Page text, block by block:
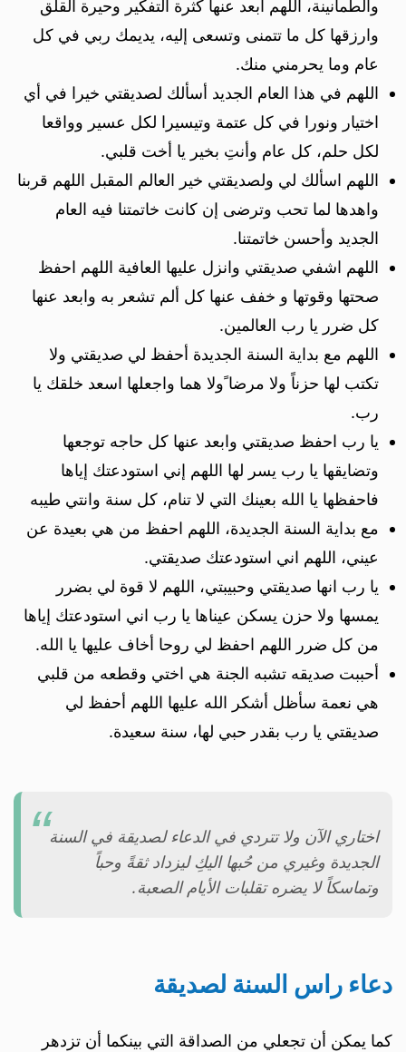
والطمأنينة، اللهم ابعد عنها كثرة التفكير وحيرة القلق
وارزقها كل ما تتمنى وتسعى إليه، يديمك ربي في كل
عام وما يحرمني منك.
اللهم في هذا العام الجديد أسألك لصديقتي خيرا في أي
اختيار ونورا في كل عتمة وتيسيرا لكل عسير وواقعا
لكل حلم، كل عام وأنتِ بخير يا أخت قلبي.
اللهم اسألك لي ولصديقتي خير العالم المقبل اللهم قربنا
واهدها لما تحب وترضى إن كانت خاتمتنا فيه العام
الجديد وأحسن خاتمتنا.
اللهم اشفي صديقتي وانزل عليها العافية اللهم احفظ
صحتها وقوتها و خفف عنها كل ألم تشعر به وابعد عنها
كل ضرر يا رب العالمين.
اللهم مع بداية السنة الجديدة أحفظ لي صديقتي ولا
تكتب لها حزناً ولا مرضا ًولا هما واجعلها اسعد خلقك يا
رب.
يا رب احفظ صديقتي وابعد عنها كل حاجه توجعها
وتضايقها يا رب يسر لها اللهم إني استودعتك إياها
فاحفظها يا الله بعينك التي لا تنام، كل سنة وانتي طيبه
مع بداية السنة الجديدة، اللهم احفظ من هي بعيدة عن
عيني، اللهم اني استودعتك صديقتي.
يا رب انها صديقتي وحبيبتي، اللهم لا قوة لي بضرر
يمسها ولا حزن يسكن عيناها يا رب اني استودعتك إياها
من كل ضرر اللهم احفظ لي روحا أخاف عليها يا الله.
أحببت صديقه تشبه الجنة هي اختي وقطعه من قلبي
هي نعمة سأظل أشكر الله عليها اللهم أحفظ لي
صديقتي يا رب بقدر حبي لها، سنة سعيدة.
اختاري الآن ولا تتردي في الدعاء لصديقة في السنة
الجديدة وغيري من حُبها اليكِ ليزداد ثقةً وحباً
وتماسكاً لا يضره تقلبات الأيام الصعبة.
دعاء راس السنة لصديقة
كما يمكن أن تجعلي من الصداقة التي بينكما أن تزدهر